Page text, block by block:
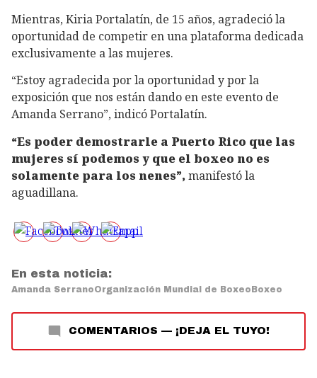
Mientras, Kiria Portalatín, de 15 años, agradeció la
oportunidad de competir en una plataforma dedicada
exclusivamente a las mujeres.
“Estoy agradecida por la oportunidad y por la
exposición que nos están dando en este evento de
Amanda Serrano”, indicó Portalatín.
“Es poder demostrarle a Puerto Rico que las
mujeres sí podemos y que el boxeo no es
solamente para los nenes”, manifestó la
aguadillana.
En esta noticia:
Amanda SerranoOrganización Mundial de Boxeo Boxeo
COMENTARIOS — ¡DEJA EL TUYO!